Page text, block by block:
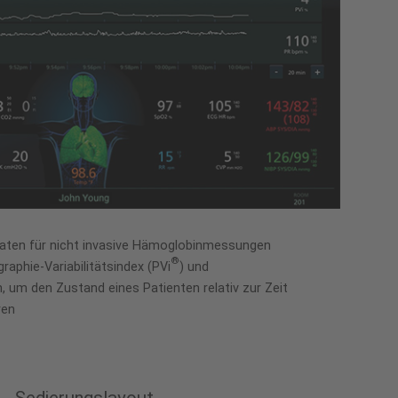
für nicht invasive Hämoglobinmessungen
Variabilitätsindex (PVi®) und
um den Zustand eines Patienten relativ zur Zeit